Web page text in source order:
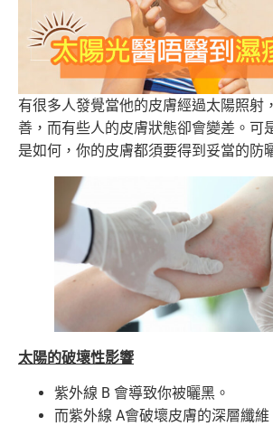
有很多人發覺當他的皮膚經過太陽照射
善，而有些人的皮膚狀態卻會變差。可
是如何，你的皮膚都須要得到妥當的防
太陽的破壞性影響
紫外線 B 會導致你被曬黑。
而紫外線 A會破壞皮膚的深層纖維